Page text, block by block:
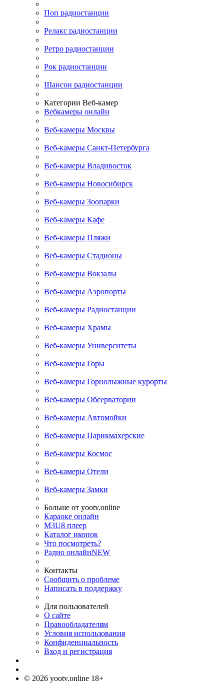
Поп радиостанции
Релакс радиостанции
Ретро радиостанции
Рок радиостанции
Шансон радиостанции
Категории Веб-камер
Вебкамеры онлайн
Веб-камеры Москвы
Веб-камеры Санкт-Петербурга
Веб-камеры Владивосток
Веб-камеры Новосибирск
Веб-камеры Зоопарки
Веб-камеры Кафе
Веб-камеры Пляжи
Веб-камеры Стадионы
Веб-камеры Вокзалы
Веб-камеры Аэропорты
Веб-камеры Радиостанции
Веб-камеры Храмы
Веб-камеры Университеты
Веб-камеры Горы
Веб-камеры Горнолыжные курорты
Веб-камеры Обсерватории
Веб-камеры Автомойки
Веб-камеры Парикмахерские
Веб-камеры Космос
Веб-камеры Отели
Веб-камеры Замки
Больше от yootv.online
Караоке онлайн
M3U8 плеер
Каталог иконок
Что посмотреть?
Радио онлайнNEW
Контакты
Сообщить о проблеме
Написать в поддержку
Для пользователей
О сайте
Правообладателям
Условия использования
Конфиденциальность
Вход и регистрация
© 2026 yootv.online 18+